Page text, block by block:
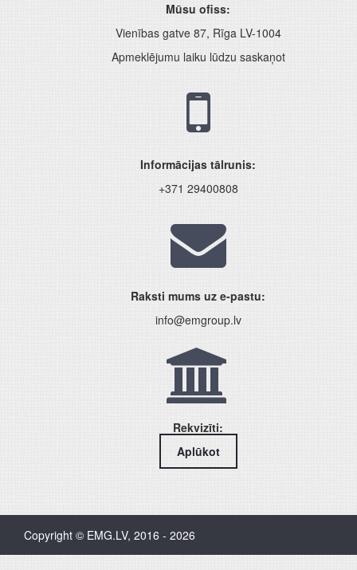
Mūsu ofiss:
Vienības gatve 87, Rīga LV-1004
Apmeklējumu laiku lūdzu saskaņot
Informācijas tālrunis:
+371 29400808
Raksti mums uz e-pastu:
info@emgroup.lv
Rekvizīti:
Aplūkot
Copyright © EMG.LV, 2016 - 2026